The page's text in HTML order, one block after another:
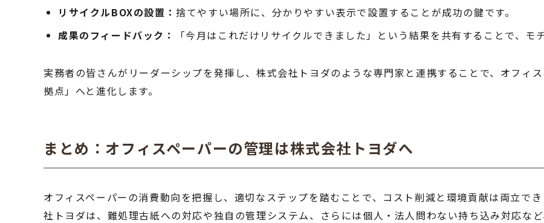
リサイクルBOXの設置：捨てやすい場所に、分かりやすい表示で設置することが成功の鍵です。
成果のフィードバック：
「今月はこれだけリサイクルできました」という結果を共有することで、モ
実務者の皆さんがリーダーシップを発揮し、株式会社トヨダのような専門家と連携することで、オフィ
拠点」へと進化します。
まとめ：オフィスペーパーの管理は株式会社トヨダへ
オフィスペーパーの消費動向を把握し、適切なステップを踏むことで、コスト削減と環境貢献は両立で
社トヨダは、難処理古紙への対応や独自の管理システム、さらには個人・法人問わない持ち込み対応な